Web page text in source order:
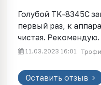
Голубой TK-8345C
первый раз, к
чистая. Рекомендую.
11.03.2023 16:01
Оставить отзыв